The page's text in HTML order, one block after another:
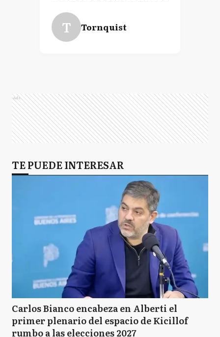
T Tornquist
Ads
TE PUEDE INTERESAR
Carlos Bianco encabeza en Alberti el
primer plenario del espacio de Kicillof
rumbo a las elecciones 2027